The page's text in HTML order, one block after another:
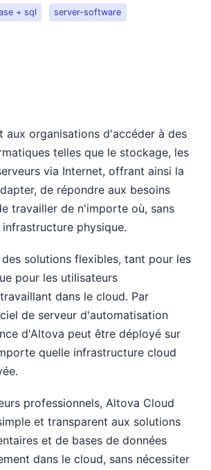
+ sql
server-software
aux organisations d'accéder à des
telles que le stockage, les
via Internet, offrant ainsi la
de répondre aux besoins
travailler de n'importe où, sans
physique.
solutions flexibles, tant pour les
pour les utilisateurs
dans le cloud. Par
de serveur d'automatisation
d'Altova peut être déployé sur
quelle infrastructure cloud
professionnels, Altova Cloud
et transparent aux solutions
et de bases de données
dans le cloud, sans nécessiter